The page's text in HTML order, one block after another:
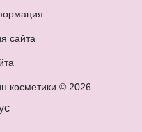
сайта
косметики © 2026